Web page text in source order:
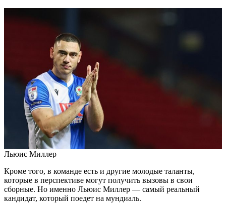
Льюис Миллер
Кроме того, в команде есть и другие молодые таланты,
которые в перспективе могут получить вызовы в свои
сборные. Но именно Льюис Миллер — самый реальный
кандидат, который поедет на мундиаль.